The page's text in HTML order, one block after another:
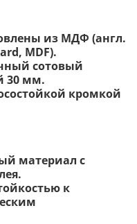
из МДФ (англ.
MDF).
сотовый
30 мм.
кромкой
материал с
к